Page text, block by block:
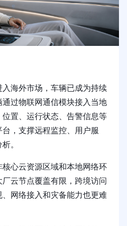
海外市场，车辆已成为持续
过物联网通信模块接入当地
置、运行状态、告警信息等
，支撑远程监控、用户服
。
心云资源区域和本地网络环
云节点覆盖有限，跨境访问
网络接入和灾备能力也更难